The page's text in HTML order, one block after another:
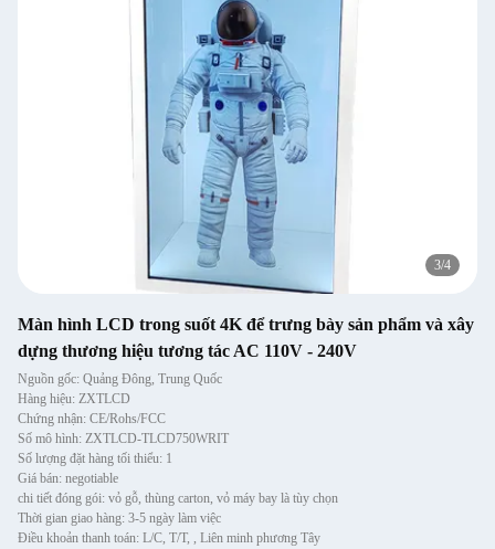
3/4
Màn hình LCD trong suốt 4K để trưng bày sản phẩm và xây
dựng thương hiệu tương tác AC 110V - 240V
Nguồn gốc: Quảng Đông, Trung Quốc
Hàng hiệu: ZXTLCD
Chứng nhận: CE/Rohs/FCC
Số mô hình: ZXTLCD-TLCD750WRIT
Số lượng đặt hàng tối thiểu: 1
Giá bán: negotiable
chi tiết đóng gói: vỏ gỗ, thùng carton, vỏ máy bay là tùy chọn
Thời gian giao hàng: 3-5 ngày làm việc
Điều khoản thanh toán: L/C, T/T, , Liên minh phương Tây